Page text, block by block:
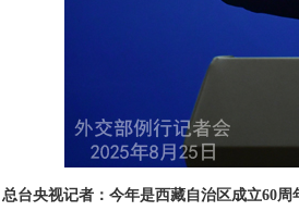
总台央视记者：今年是西藏自治区成立60